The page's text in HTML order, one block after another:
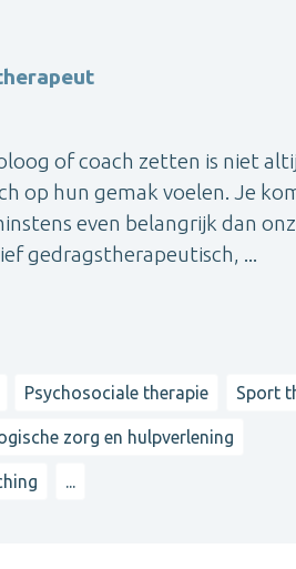
of coach zetten is niet
op hun gemak voelen. Je
even belangrijk dan
gedragstherapeutisch, ...
Psychosociale therapie Sport
zorg en hulpverlening
...